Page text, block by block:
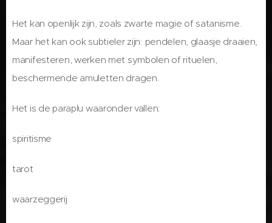
Het kan openlijk zijn, zoals zwarte magie of satanisme.
Maar het kan ook subtieler zijn: pendelen, glaasje draaien,
manifesteren, werken met symbolen of rituelen,
beschermende amuletten dragen.
Het is de paraplu waaronder vallen:
spiritisme
tarot
waarzeggerij